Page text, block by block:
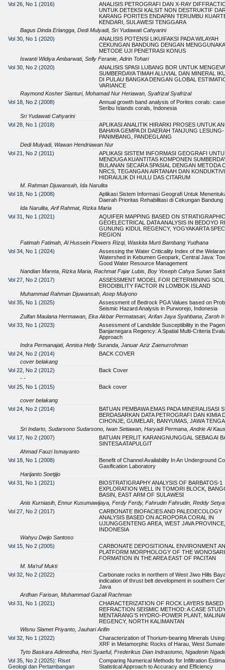
Vol 26, No 1 (2016)
ANALISIS PETROGRAFI DAN X-RAY
UNTUK DETEKSI KALSIT NON DESTRUKTIF
KARANG PORITES ENDAPAN TERUMBU
KENDARI, SULAWESI TENGGARA
Bagus Dinda Erlangga, Dedi Mulyadi, Sri Yudawati Cahyarini
Vol 30, No 1 (2020)
ANALISIS POTENSI LIKUIFAKSI PADA WILAYAH
CEKUNGAN BANDUNG DENGAN
METODE UJI PENETRASI KONUS
Iswanti Widiya Ambarwati, Selly Feranie, Adrin Tohari
Vol 30, No 2 (2020)
ANALISIS SPASI LUBANG BOR UNTUK
SUMBERDAYA TIMAH ALUVIAL DAN MINERAL
DI PULAU BANGKA DENGAN GLOBAL
VARIANCE
Raymond Kosher Sianturi, Mohamad Nur Heriawan, Syafrizal Syafrizal
Vol 18, No 2 (2008)
Annual growth band analysis of Porites corals:
Seribu Islands corals, Indonesia
Sri Yudawati Cahyarini
Vol 28, No 1 (2018)
APLIKASI ANALITIK HIRARKI PROSES UNTUK
BAHAYA GEMPA DI DAERAH TANJUNG LESUNG-
PANIMBANG, PANDEGLANG
Dedi Mulyadi, Wawan Hendriawan Nur
Vol 21, No 2 (2011)
APLIKASI SISTEM INFORMASI GEOGRAFI
MENDUGA KUANTITAS KOMPONEN
BULANAN SECARA SPASIAL DENGAN METODA
NRCS, TEGANGAN AIRTANAH DAN
HIDRAULIK DI HULU DAS CITARUM
M. Rahman Djuwansah, Ida Narulita
Vol 18, No 1 (2008)
Aplikasi Sistem Informasi Geografi Untuk
Daerah Prioritas Rehabilitasi di Cekungan Bandung
Ida Narulita, Arif Rahmat, Rizka Maria
Vol 31, No 1 (2021)
AQUIFER MAPPING BASED ON
GEOELECTRICAL DATA ANALYSIS IN BEDOYO
GUNUNG KIDUL REGENCY, YOGYAKARTA
REGION
Fatimah Fatimah, Al Hussein Flowers Rizqi, Waskita Murti Bambang Yudhana
Vol 34, No 1 (2024)
Assessing the Water Criticality Index of the Welaran
Watershed in Kebumen Geopark, Central Java:
Good Water Resource Management
Nandian Mareta, Rizka Maria, Rachmat Fajar Lubis, Boy Yoseph Cahya Sunan
Vol 27, No 2 (2017)
ASSESSMENT MODEL FOR DETERMINING SOIL
ERODIBILITY FACTOR IN LOMBOK ISLAND
Muhammad Rahman Djuwansah, Asep Mulyono
Vol 35, No 1 (2025)
Assessment of Bedrock PGA Values based on
Seismic Hazard Analysis in Purworejo, Indonesia
Zulfan Maulana Hermawan, Eka Akbar Permatasari, Arifan Jaya Syahbana, Zaroh
Vol 33, No 1 (2023)
Assessment of Landslide Susceptibility in the
Banjarnegara Regency: A Spatial Multi-Criteria
Approach
Indra Permanajati, Annisa Helly Suranda, Januar Aziz Zaenurrohman
Vol 24, No 2 (2014)
BACK COVER
cover belakang
Vol 22, No 2 (2012)
Back Cover
- -
Vol 25, No 1 (2015)
Back cover
cover belakang
Vol 24, No 2 (2014)
BATUAN PEMBAWA EMAS PADA MINERALISASI
BERDASARKAN DATA PETROGRAFI DAN KIMIA
CIHONJE, GUMELAR, BANYUMAS, JAWA
Sri Indarto, Sudarsono Sudarsono, Iwan Setiawan, Haryadi Permana, Andrie Al
Vol 17, No 2 (2007)
BATUAN PERLIT KARANGNUNGGAL SEBAGAI
SINTESA ATAPULGIT
Ahmad Fauzi Ismayanto
Vol 18, No 1 (2008)
Benefit of Channel Availability In An Underground
Gasification Laboratory
Harijanto Soetjijo
Vol 31, No 1 (2021)
BIOSTRATIGRAPHY ANALYSIS OF BARBATOS-1
EXPLORATION WELL IN TOMORI BLOCK,
BASIN, EAST ARM OF SULAWESI
Anis Kurniasih, Ennur Kusumawijaya, Ferdy Ferdy, Fahrudin Fahrudin, Reddy
Vol 27, No 2 (2017)
CARBONATE BIOFACIES AND PALEOECOLOGY
ANALYSIS BASED ON ACROPORA CORAL IN
UJUNGGENTENG AREA, WEST JAVA PROVINCE,
INDONESIA
Wahyu Dwijo Santoso
Vol 15, No 2 (2005)
CARBONATE DEPOSITIONAL ENVIRONMENT
PLATFORM MORPHOLOGY OF THE WONOSARI
FORMATION IN THE AREA EAST OF PACITAN
M. Ma’ruf Mukti
Vol 32, No 2 (2022)
Carbonate rocks in northern of West Jiwo Hills
indication of thrust belt development in southern
Java
Ardhan Farisan, Muhammad Gazali Rachman
Vol 31, No 1 (2021)
CHARACTERIZATION OF ROCK LAYERS BASED
REFRACTION SEISMIC METHOD: A CASE
MENTARANG’S HYDRO-POWER PLANT,
REGENCY, NORTH KALIMANTAN
Wisnu Slamet Priyanto, Jauhari Arifin
Vol 32, No 1 (2022)
Characterization of Thorium-bearing Minerals
XRF in Metamorphic Rocks of Harau, West
Tyto Baskara Adimedha, Heri Syaeful, Frederikus Dian Indrastomo, Ngadenin
Vol 35, No 2 (2025): Riset
Geologi dan Pertambangan
Comparing Numerical Methods for Infiltration
Statistical Approach to Accuracy and Efficiency